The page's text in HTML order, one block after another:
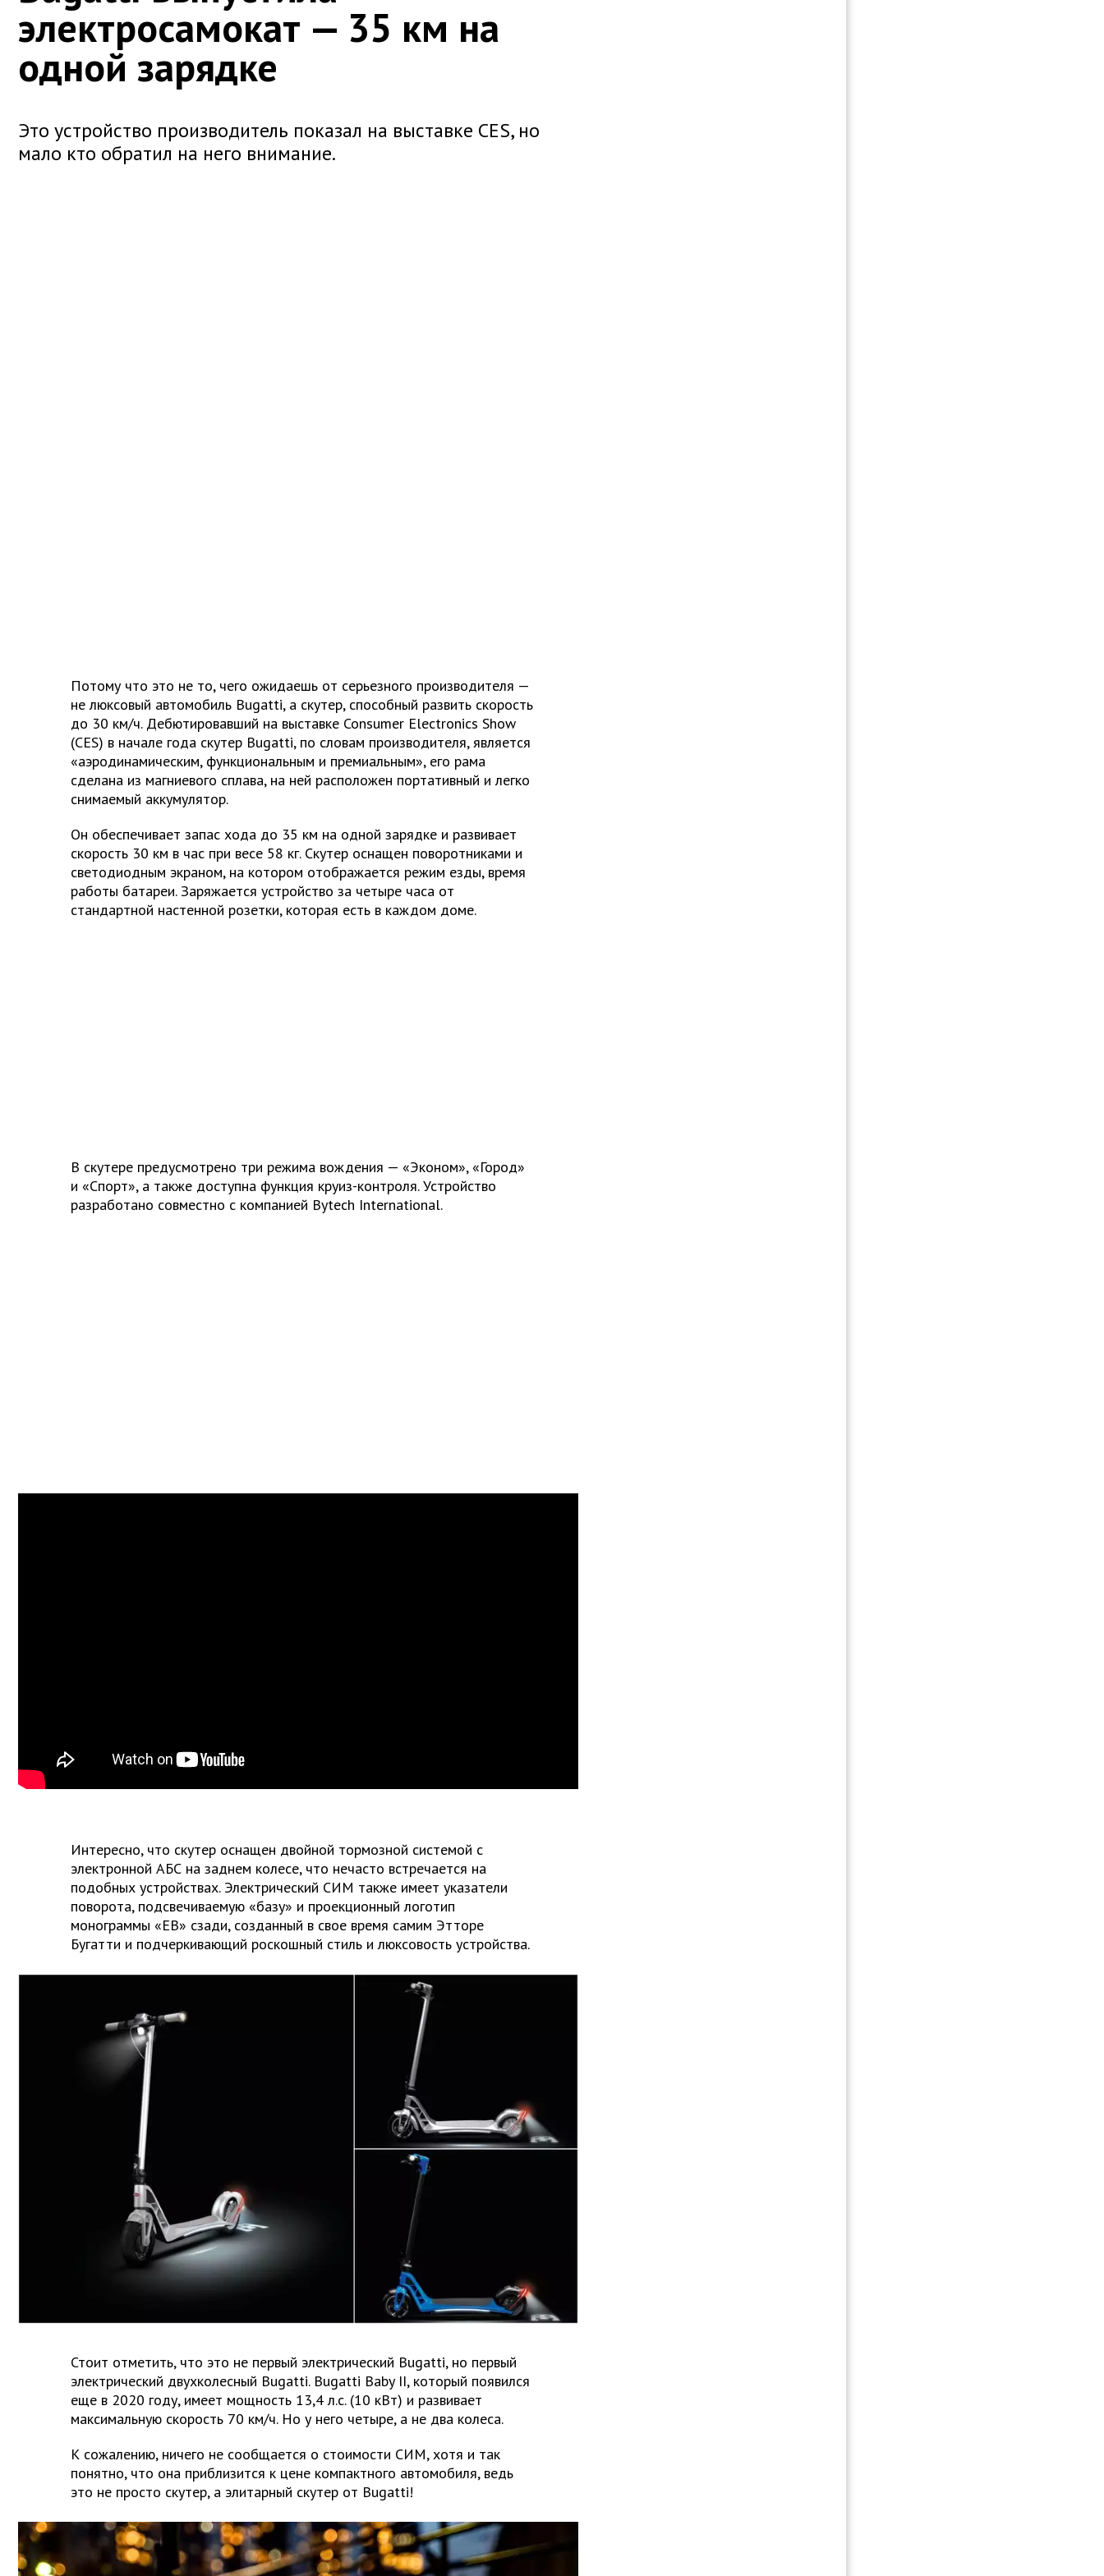
электросамокат — 35 км на
одной зарядке
Это устройство производитель показал на выставке CES, но
мало кто обратил на него внимание.
Потому что это не то, чего ожидаешь от серьезного производителя —
не люксовый автомобиль Bugatti, а скутер, способный развить скорость
до 30 км/ч. Дебютировавший на выставке Consumer Electronics Show
(CES) в начале года скутер Bugatti, по словам производителя, является
«аэродинамическим, функциональным и премиальным», его рама
сделана из магниевого сплава, на ней расположен портативный и легко
снимаемый аккумулятор.
Он обеспечивает запас хода до 35 км на одной зарядке и развивает
скорость 30 км в час при весе 58 кг. Скутер оснащен поворотниками и
светодиодным экраном, на котором отображается режим езды, время
работы батареи. Заряжается устройство за четыре часа от
стандартной настенной розетки, которая есть в каждом доме.
В скутере предусмотрено три режима вождения — «Эконом», «Город»
и «Спорт», а также доступна функция круиз-контроля. Устройство
разработано совместно с компанией Bytech International.
Интересно, что скутер оснащен двойной тормозной системой с
электронной АБС на заднем колесе, что нечасто встречается на
подобных устройствах. Электрический СИМ также имеет указатели
поворота, подсвечиваемую «базу» и проекционный логотип
монограммы «EB» сзади, созданный в свое время самим Этторе
Бугатти и подчеркивающий роскошный стиль и люксовость устройства.
Стоит отметить, что это не первый электрический Bugatti, но первый
электрический двухколесный Bugatti. Bugatti Baby II, который появился
еще в 2020 году, имеет мощность 13,4 л.с. (10 кВт) и развивает
максимальную скорость 70 км/ч. Но у него четыре, а не два колеса.
К сожалению, ничего не сообщается о стоимости СИМ, хотя и так
понятно, что она приблизится к цене компактного автомобиля, ведь
это не просто скутер, а элитарный скутер от Bugatti!